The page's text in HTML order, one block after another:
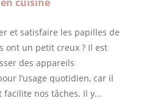
et satisfaire les papilles de
ont un petit creux ? Il est
des appareils
l’usage quotidien, car il
facilite nos tâches. Il y...